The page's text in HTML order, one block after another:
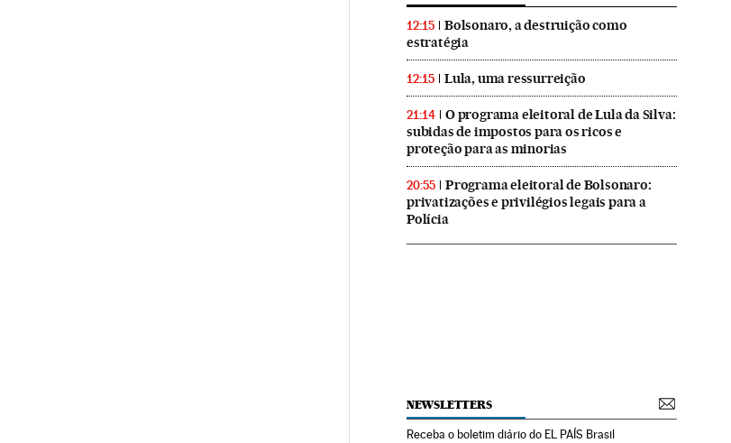
12:15
Bolsonaro, a destruição como
estratégia
12:15 Lula, uma ressurreição
21:14
O programa eleitoral de Lula da Silva:
subidas de impostos para os ricos e
proteção para as minorias
20:55
Programa eleitoral de Bolsonaro:
privatizações e privilégios legais para a
Polícia
NEWSLETTERS
Receba o boletim diário do EL PAÍS Brasil